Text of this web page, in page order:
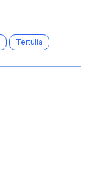
Tertulia